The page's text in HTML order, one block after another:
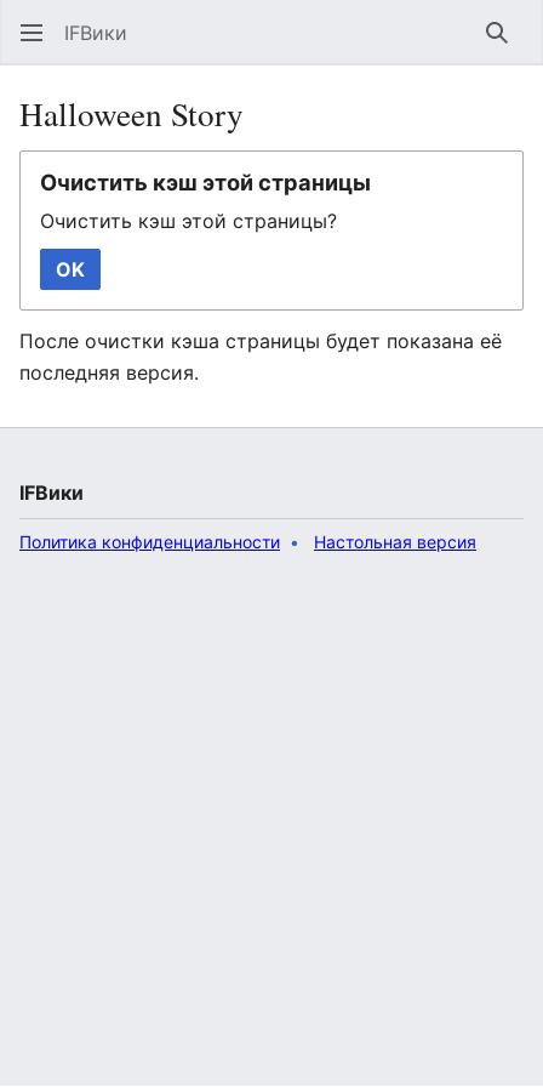
IFВики
Halloween Story
Очистить кэш этой страницы
Очистить кэш этой страницы?
OK
После очистки кэша страницы будет показана её
последняя версия.
IFВики
Политика конфиденциальности Настольная версия